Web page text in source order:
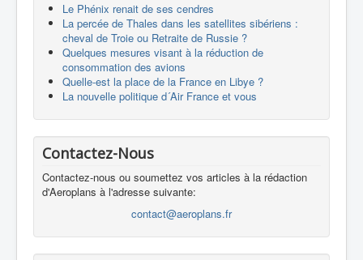
DronesLe Phénix renait de ses cendres
La percée de Thales dans les satellites sibériens :
cheval de Troie ou Retraite de Russie ?
Quelques mesures visant à la réduction de
consommation des avions
Quelle-est la place de la France en Libye ?
La nouvelle politique d´Air France et vous
Contactez-Nous
Contactez-nous ou soumettez vos articles à la rédaction
d'Aeroplans à l'adresse suivante:
contact@aeroplans.fr